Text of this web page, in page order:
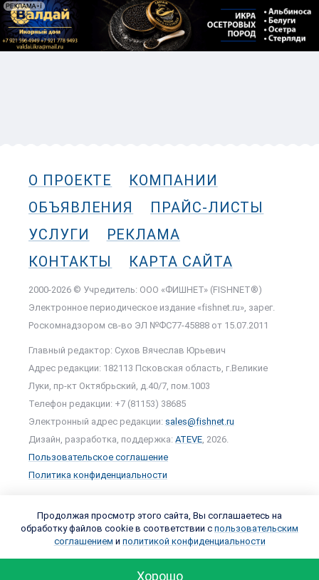
О ПРОЕКТЕ
КОМПАНИИ
ОБЪЯВЛЕНИЯ
ПРАЙС-ЛИСТЫ
УСЛУГИ
РЕКЛАМА
КОНТАКТЫ
КАРТА САЙТА
2000-2026 © Учредитель: ООО «ФИШНЕТ» (FISHNET®)
Электронное периодическое издание «fishnet.ru», зарег.
Роскомнадзором cв-во ЭЛ №ФС77-45888 от 15.07.2011
Главный редактор: Сухов Вячеслав Юрьевич
Адрес редакции: 182113 Псковская область, г.Великие
Луки, пр-кт Октябрьский, д.40/7, пом.1003
Телефон редакции: +7 (81153) 38685
Электронный адрес редакции: sales@fishnet.ru
Дизайн, разработка, поддержка: ATEVE , 2026.
Пользовательское соглашение
Политика конфиденциальности
Продолжая просмотр этого сайта, Вы соглашаетесь на
обработку файлов cookie в соответствии с пользовательским
соглашением и политикой конфиденциальности
Хорошо